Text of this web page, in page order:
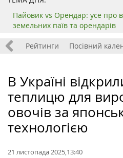
Пайовик vs Орендар: усе про
земельних паїв та орендарів
Рейтинги Посівний
В Україні
теплицю для
овочів за
технологією
21 листопада 2025,13:40